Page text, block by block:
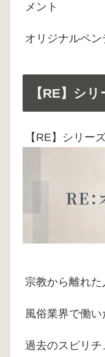
メント
オリジナルペン
【RE】シ
【RE】シリー
宗教から離れた
風俗業界で働
過去のスピリ